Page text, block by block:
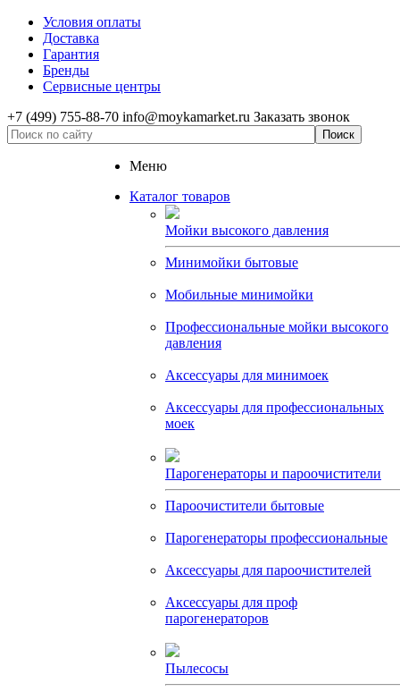
Условия оплаты
Доставка
Гарантия
Бренды
Сервисные центры
+7 (499) 755-88-70 info@moykamarket.ru Заказать звонок
Меню
Каталог товаров
Мойки высокого давления
Минимойки бытовые
Мобильные минимойки
Профессиональные мойки высокого
давления
Аксессуары для минимоек
Аксессуары для профессиональных
моек
Парогенераторы и пароочистители
Пароочистители бытовые
Парогенераторы профессиональные
Аксессуары для пароочистителей
Аксессуары для проф
парогенераторов
Пылесосы